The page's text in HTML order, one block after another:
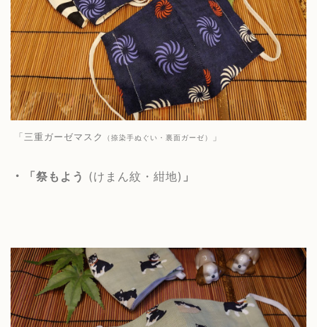
「三重ガーゼマスク （捺染手ぬぐい・裏面ガーゼ） 」
・ 「祭もよう (けまん紋・紺地) 」